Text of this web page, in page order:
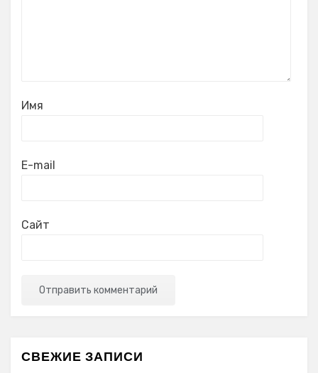
Имя
E-mail
Сайт
СВЕЖИЕ ЗАПИСИ